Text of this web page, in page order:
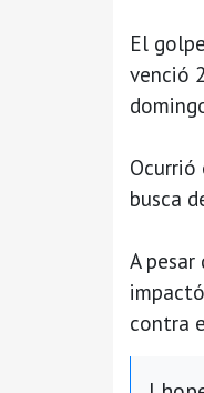
El
venció
Ocurrió
busca
A
contra